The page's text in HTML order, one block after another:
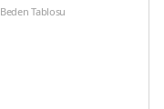
Beden Tablosu